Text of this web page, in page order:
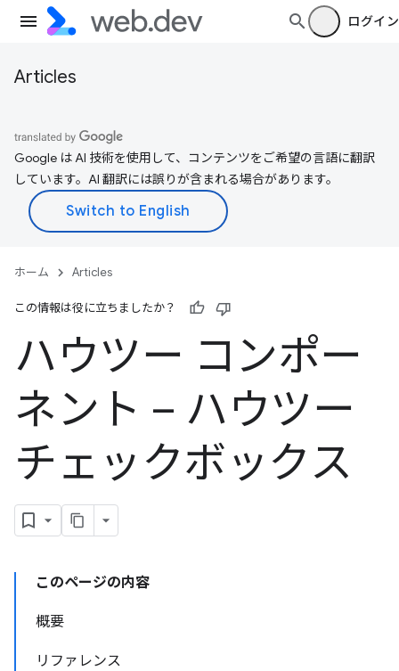
ログイン
Articles
Google は AI 技術を使用して、コンテンツをご希望の言語に翻訳
しています。AI 翻訳には誤りが含まれる場合があります。
ホーム Articles
この情報は役に立ちましたか？
ハウツー コンポー
ネント – ハウツー
チェックボックス
このページの内容
概要
リファレンス